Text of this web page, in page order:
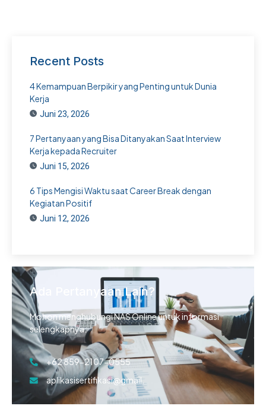
Recent Posts
4 Kemampuan Berpikir yang Penting untuk Dunia
Kerja
Juni 23, 2026
7 Pertanyaan yang Bisa Ditanyakan Saat Interview
Kerja kepada Recruiter
Juni 15, 2026
6 Tips Mengisi Waktu saat Career Break dengan
Kegiatan Positif
Juni 12, 2026
Ada Pertanyaan Lain?
Mohon menghubungi NAS Online untuk informasi
selengkapnya.
+62 859-2107-0555
aplikasisertifikasi@gmail.